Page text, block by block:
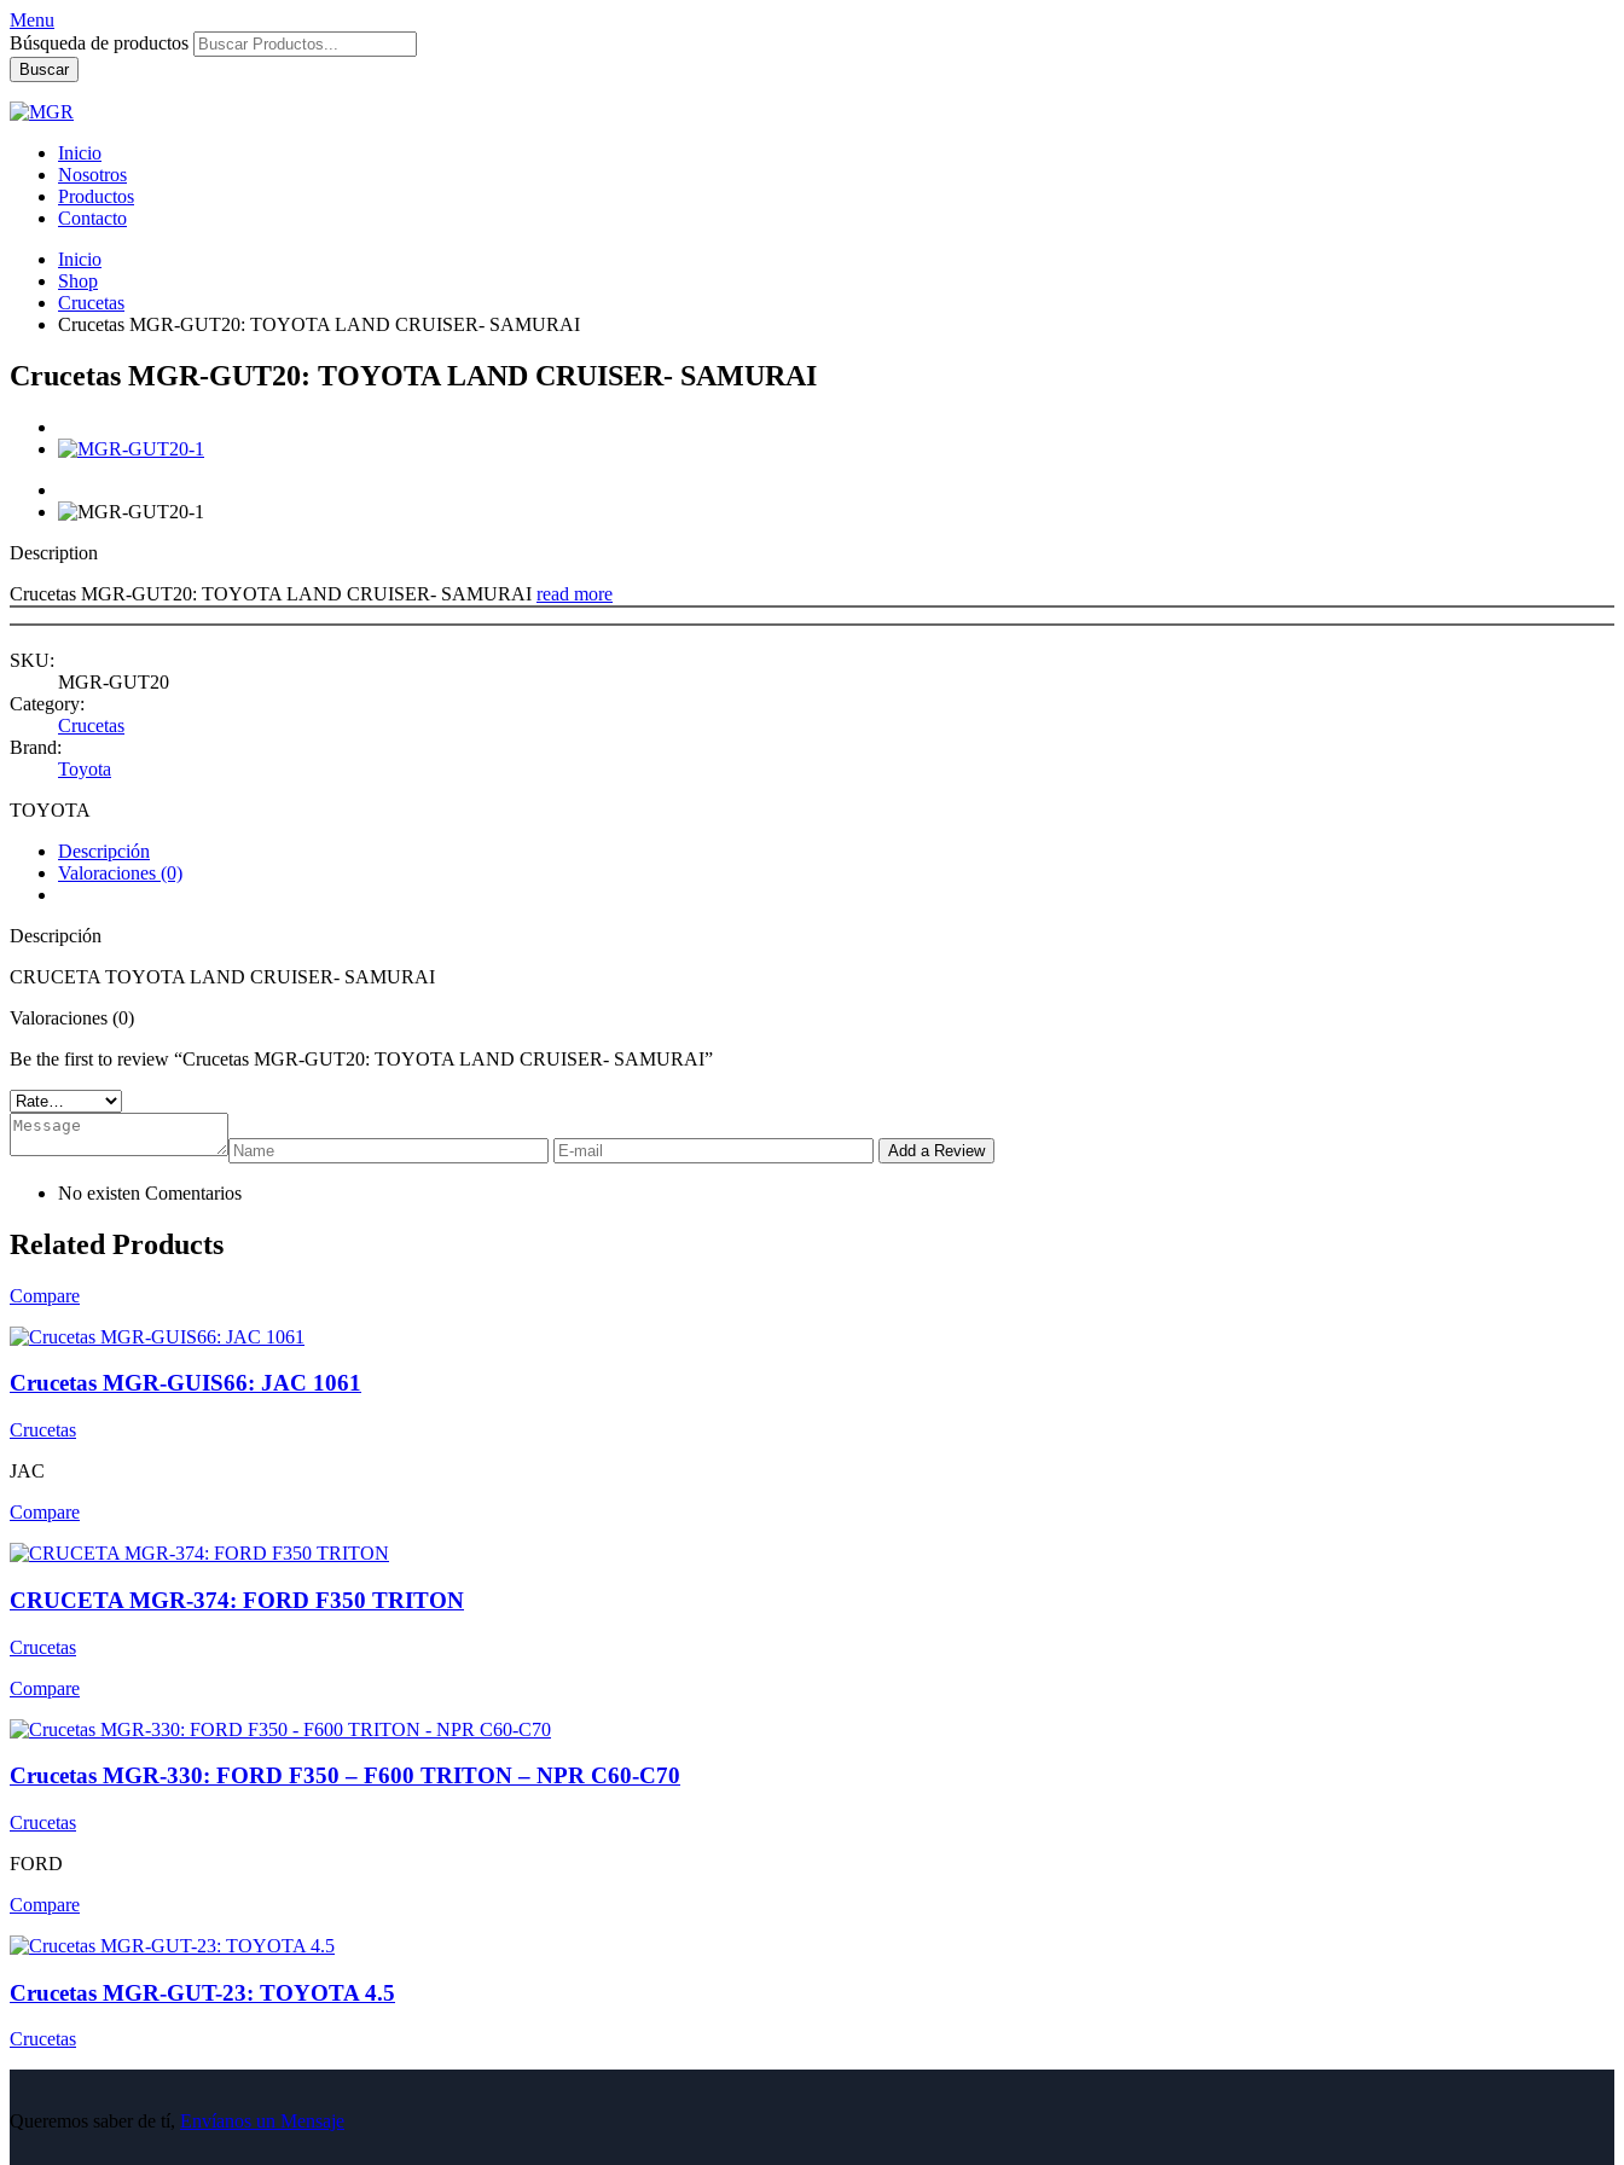
Menu
Búsqueda de productos
Buscar
Inicio
Nosotros
Productos
Contacto
Inicio
Shop
Crucetas
Crucetas MGR-GUT20: TOYOTA LAND CRUISER- SAMURAI
Crucetas MGR-GUT20: TOYOTA LAND CRUISER- SAMURAI
Description
Crucetas MGR-GUT20: TOYOTA LAND CRUISER- SAMURAI read more
SKU:
MGR-GUT20
Category:
Crucetas
Brand:
Toyota
TOYOTA
Descripción
Valoraciones (0)
Descripción
CRUCETA TOYOTA LAND CRUISER- SAMURAI
Valoraciones (0)
Be the first to review “Crucetas MGR-GUT20: TOYOTA LAND CRUISER- SAMURAI”
No existen Comentarios
Related Products
Compare
Crucetas MGR-GUIS66: JAC 1061
Crucetas
JAC
Compare
CRUCETA MGR-374: FORD F350 TRITON
Crucetas
Compare
Crucetas MGR-330: FORD F350 – F600 TRITON – NPR C60-C70
Crucetas
FORD
Compare
Crucetas MGR-GUT-23: TOYOTA 4.5
Crucetas
Queremos saber de tí, Envíanos un Mensaje